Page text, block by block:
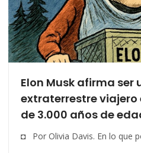
Elon Musk afirma ser
extraterrestre viajero
de 3.000 años de
◘ Por Olivia Davis. En lo que